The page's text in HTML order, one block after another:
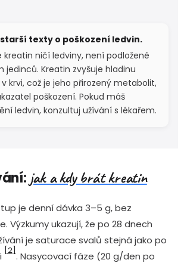
starší texty o poškození ledvin.
kreatin ničí ledviny, není podložené
jedinců. Kreatin zvyšuje hladinu
krvi, což je jeho přirozený metabolit,
poškození. Pokud máš
ledvin, konzultuj užívání s lékařem.
jak a kdy brát kreatin
je denní dávka 3–5 g, bez
Výzkumy ukazují, že po 28 dnech
je saturace svalů stejná jako po
[2] . Nasycovací fáze (20 g/den po